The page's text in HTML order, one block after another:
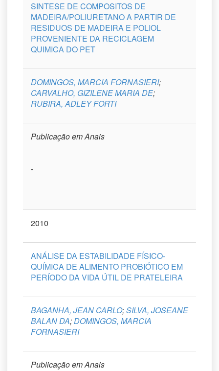
SINTESE DE COMPOSITOS DE
MADEIRA/POLIURETANO A PARTIR DE
RESIDUOS DE MADEIRA E POLIOL
PROVENIENTE DA RECICLAGEM
QUIMICA DO PET
DOMINGOS, MARCIA FORNASIERI;
CARVALHO, GIZILENE MARIA DE;
RUBIRA, ADLEY FORTI
Publicação em Anais
-
2010
ANÁLISE DA ESTABILIDADE FÍSICO-
QUÍMICA DE ALIMENTO PROBIÓTICO EM
PERÍODO DA VIDA ÚTIL DE PRATELEIRA
BAGANHA, JEAN CARLO;SILVA, JOSEANE
BALAN DA;DOMINGOS, MARCIA
FORNASIERI
Publicação em Anais